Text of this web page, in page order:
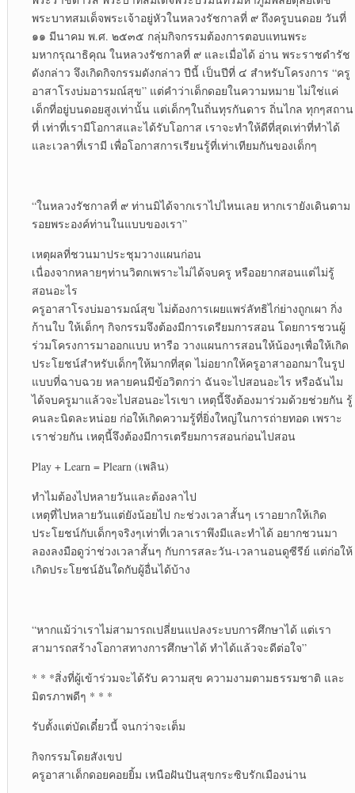
พระบาทสมเด็จพระเจ้าอยู่หัวในหลวงรัชกาลที่ ๙ ถึงครูบนดอย วันที่
๑๑ มีนาคม พ.ศ. ๒๕๓๕ กลุ่มกิจกรรมต้องการตอบแทนพระ
มหากรุณาธิคุณ ในหลวงรัชกาลที่ ๙ และเมื่อได้ อ่าน พระราชดำรัช
ดังกล่าว จึงเกิดกิจกรรมดังกล่าว ปีนี้ เป็นปีที่ ๔ สำหรับโครงการ “ครู
อาสาโรงบ่มอารมณ์สุข” แต่คำว่าเด็กดอยในความหมาย ไม่ใช่แค่
เด็กที่อยู่บนดอยสูงเท่านั้น แต่เด็กๆในถิ่นทุรกันดาร ถิ่นไกล ทุกๆสถาน
ที่ เท่าที่เรามีโอกาสและได้รับโอกาส เราจะทำให้ดีที่สุดเท่าที่ทำได้
และเวลาที่เรามี เพื่อโอกาสการเรียนรู้ที่เท่าเทียมกันของเด็กๆ
“ในหลวงรัชกาลที่ ๙ ท่านมิได้จากเราไปไหนเลย หากเรายังเดินตาม
รอยพระองค์ท่านในแบบของเรา”
เหตุผลที่ชวนมาประชุมวางแผนก่อน
เนื่องจากหลายๆท่านวิตกเพราะไม่ได้จบครู หรืออยากสอนแต่ไม่รู้
สอนอะไร
ครูอาสาโรงบ่มอารมณ์สุข ไม่ต้องการเผยแพร่ลัทธิไก่ย่างถูกเผา กิ่ง
ก้านใบ ให้เด็กๆ กิจกรรมจึงต้องมีการเดรียมการสอน โดยการชวนผู้
ร่วมโครงการมาออกแบบ หารือ วางแผนการสอนให้น้องๆเพื่อให้เกิด
ประโยชน์สำหรับเด็กๆให้มากที่สุด ไม่อยากให้ครูอาสาออกมาในรูป
แบบที่ฉาบฉวย หลายคนมีข้อวิตกว่า ฉันจะไปสอนอะไร หรือฉันไม
ได้จบครูมาแล้วจะไปสอนอะไรเขา เหตุนี้จึงต้องมาร่วมด้วยช่วยกัน รู้
คนละนิดละหน่อย ก่อให้เกิดความรู้ที่ยิ่งใหญ่ในการถ่ายทอด เพราะ
เราช่วยกัน เหตุนี้จึงต้องมีการเตรียมการสอนก่อนไปสอน
Play + Learn = Plearn (เพลิน)
ทำไมต้องไปหลายวันและต้องลาไป
เหตุที่ไปหลายวันแต่ยังน้อยไป กะช่วงเวลาสั้นๆ เราอยากให้เกิด
ประโยชน์กับเด็กๆจริงๆเท่าที่เวลาเราพึงมีและทำได้ อยากชวนมา
ลองลงมือดูว่าช่วงเวลาสั้นๆ กับการสละวัน-เวลานอนดูซีรีย์ แต่ก่อให้
เกิดประโยชน์อันใดกับผู้อื่นได้บ้าง
“หากแม้ว่าเราไม่สามารถเปลี่ยนแปลงระบบการศึกษาได้ แต่เรา
สามารถสร้างโอกาสทางการศึกษาได้ ทำได้แล้วจะดีต่อใจ”
* * *สิ่งที่ผู้เข้าร่วมจะได้รับ ความสุข ความงามตามธรรมชาติ และ
มิตรภาพดีๆ * * *
รับตั้งแต่บัดเดี๋ยวนี้ จนกว่าจะเต็ม
กิจกรรมโดยสังเขป
ครูอาสาเด็กดอยคอยยิ้ม เหนือฝันปันสุขกระซิบรักเมืองน่าน